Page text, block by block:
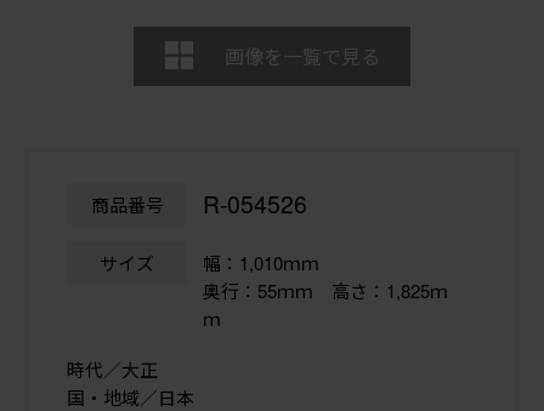
画像を一覧で見る
商品番号 R-054526
サイズ
幅：1,010ｍｍ
奥行：55ｍｍ 高さ：1,825ｍ
ｍ
時代／大正
国・地域／日本